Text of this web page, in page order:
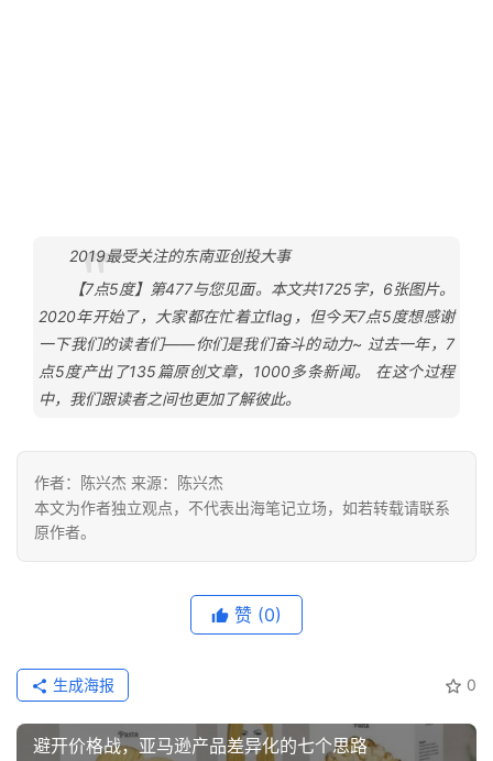
2019最受关注的东南亚创投大事
【7点5度】第477与您见面。本文共1725字，6张图片。
2020年开始了，大家都在忙着立flag，但今天7点5度想感谢
一下我们的读者们——你们是我们奋斗的动力~ 过去一年，7
点5度产出了135篇原创文章，1000多条新闻。 在这个过程
中，我们跟读者之间也更加了解彼此。
作者：陈兴杰 来源：陈兴杰
本文为作者独立观点，不代表出海笔记立场，如若转载请联系
原作者。
赞 (0)
0
生成海报